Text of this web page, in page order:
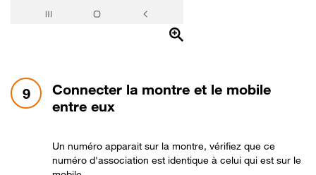
9 étape 9:
Connecter la montre et le mobile
entre eux
Un numéro apparait sur la montre, vérifiez que ce
numéro d'association est identique à celui qui est sur le